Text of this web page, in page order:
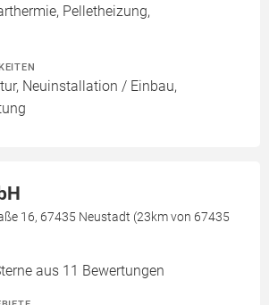
Pelletheizung,
Neuinstallation / Einbau,
16, 67435 Neustadt (23km von 67435
aus 11 Bewertungen